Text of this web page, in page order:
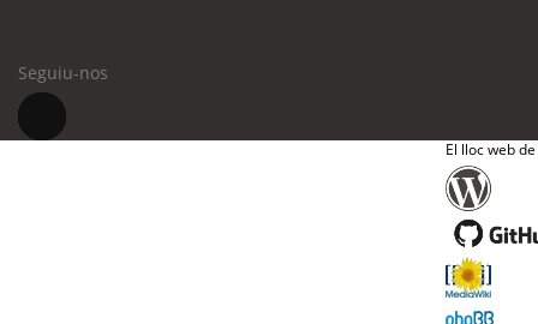
Seguiu-nos
El lloc web